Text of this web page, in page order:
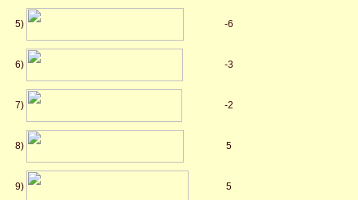
5) -6
6) -3
7) -2
8) 5
9) 5